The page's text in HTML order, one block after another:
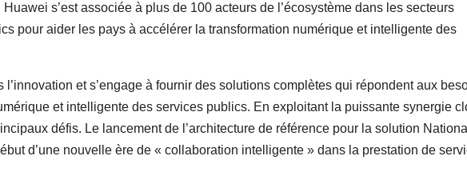
Huawei s’est associée à plus de 100 acteurs de l’écosystème dans les secteurs
pour aider les pays à accélérer la transformation numérique et intelligente des
l’innovation et s’engage à fournir des solutions complètes qui répondent aux
et intelligente des services publics. En exploitant la puissante synergie
défis. Le lancement de l’architecture de référence pour la solution National
d’une nouvelle ère de « collaboration intelligente » dans la prestation de